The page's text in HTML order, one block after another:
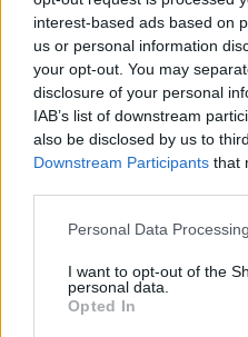
interest-based ads based on
us or personal information
your opt-out. You may
disclosure of your personal
IAB’s list of downstream
also be disclosed by us to
Downstream Participants that
Personal Data
I want to opt-out of the
personal data.
Opted In
Senaste inlägget av
Golf Mk2 16v Turbo
Senaste inlägget av
Vw 1956 oval
Senaste inlägget avjarleb
Volkswagen Golf
Senaste inlägget av
Projekt
Volvo 245 ?Turbo?